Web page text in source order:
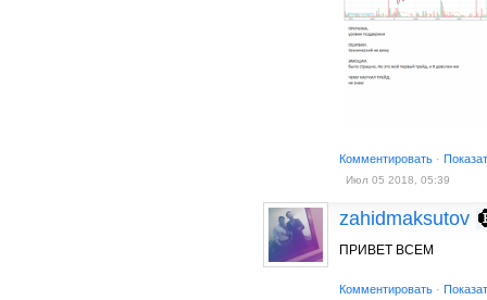
Комментировать ·
Июл 05 2018, 05:39
zahidmaksutov
ПРИВЕТ ВСЕМ
Комментировать ·